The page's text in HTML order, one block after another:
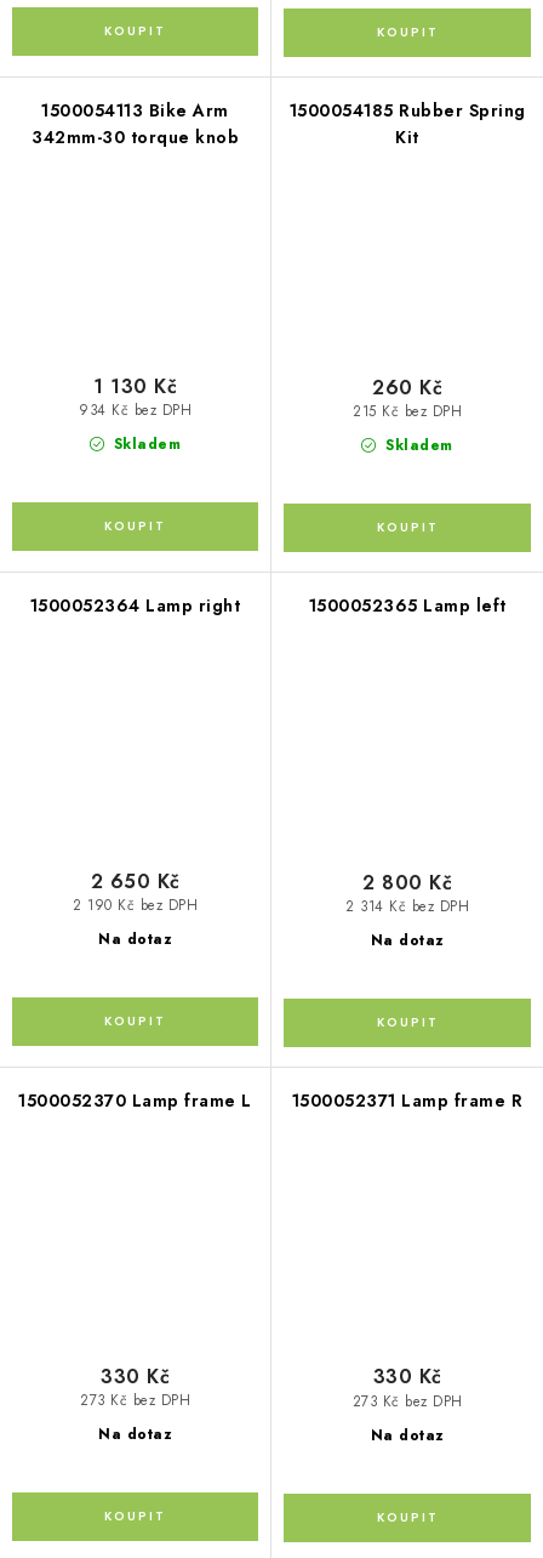
1500054113 Bike Arm
342mm-30 torque knob
Skladem
934 Kč bez DPH
1 130 Kč
1500054185 Rubber Spring
Kit
Skladem
215 Kč bez DPH
260 Kč
1500052364 Lamp right
Na dotaz
2 190 Kč bez DPH
2 650 Kč
1500052365 Lamp left
Na dotaz
2 314 Kč bez DPH
2 800 Kč
1500052370 Lamp frame L
Na dotaz
273 Kč bez DPH
330 Kč
1500052371 Lamp frame R
Na dotaz
273 Kč bez DPH
330 Kč